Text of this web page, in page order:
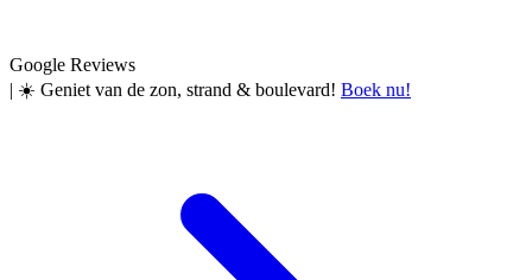
Google Reviews
| ☀️ Geniet van de zon, strand & boulevard! Boek nu!